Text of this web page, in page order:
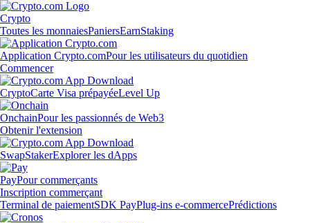
Crypto
Toutes les monnaiesPaniersEarnStaking
Application Crypto.comPour les utilisateurs du quotidien
Commencer
CryptoCarte Visa prépayéeLevel Up
OnchainPour les passionnés de Web3
Obtenir l'extension
SwapStakerExplorer les dApps
PayPour commerçants
Inscription commerçant
Terminal de paiementSDK PayPlug-ins e-commercePrédictions